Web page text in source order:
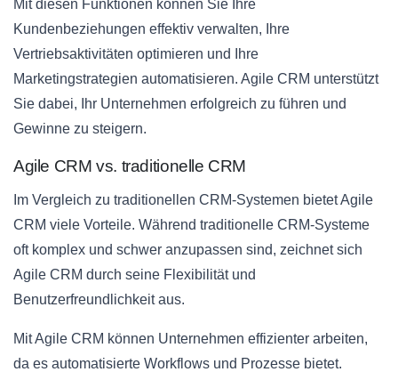
Mit diesen Funktionen können Sie Ihre
Kundenbeziehungen effektiv verwalten, Ihre
Vertriebsaktivitäten optimieren und Ihre
Marketingstrategien automatisieren. Agile CRM unterstützt
Sie dabei, Ihr Unternehmen erfolgreich zu führen und
Gewinne zu steigern.
Agile CRM vs. traditionelle CRM
Im Vergleich zu traditionellen CRM-Systemen bietet Agile
CRM viele Vorteile. Während traditionelle CRM-Systeme
oft komplex und schwer anzupassen sind, zeichnet sich
Agile CRM durch seine Flexibilität und
Benutzerfreundlichkeit aus.
Mit Agile CRM können Unternehmen effizienter arbeiten,
da es automatisierte Workflows und Prozesse bietet.